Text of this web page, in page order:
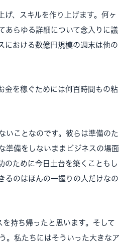
げ、スキルを作り上げます。何ヶ
あらゆる詳細について念入りに議
における数億円規模の週末は他の
金を稼ぐためには何百時間もの粘
いことなのです。彼らは準備のた
準備をしないままビジネスの場面
のために今日土台を築くこともし
るのはほんの一握りの人だけなの
持ち帰ったと思います。そして
。私たちにはそういった大きなア